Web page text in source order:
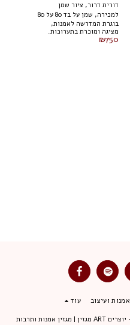
דורית דרור, ציור שמן
למכירה, שמן על בד 80 על 80
ס"מ
בוגרת המדרשה לאמנות,
מציגה ומוכרת בתערוכות.
₪750
אמנות ועיצוב עוד
יוצרים ART מגזין | מגזין אמנות ותרבות